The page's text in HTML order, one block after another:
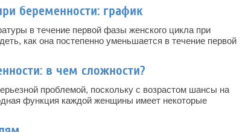
беременности: график
в течение первой фазы женского цикла при
как она постепенно уменьшается в течение первой
в чем сложности?
проблемой, поскольку с возрастом шансы на
функция каждой женщины имеет некоторые